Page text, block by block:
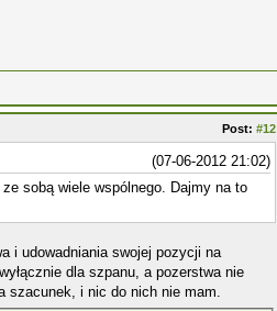
Post: #12
(07-06-2012 21:02)
sobą wiele wspólnego. Dajmy na to
i udowadniania swojej pozycji na
dla szpanu, a pozerstwa nie
szacunek, i nic do nich nie mam.